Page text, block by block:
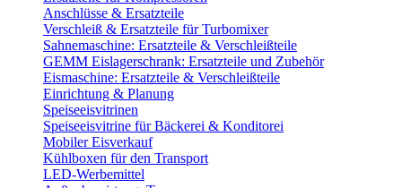
Anschlüsse & Ersatzteile
Verschleiß & Ersatzteile für Turbomixer
Sahnemaschine: Ersatzteile & Verschleißteile
GEMM Eislagerschrank: Ersatzteile und Zubehör
Eismaschine: Ersatzteile & Verschleißteile
Einrichtung & Planung
Speiseeisvitrinen
Speiseeisvitrine für Bäckerei & Konditorei
Mobiler Eisverkauf
Kühlboxen für den Transport
LED-Werbemittel